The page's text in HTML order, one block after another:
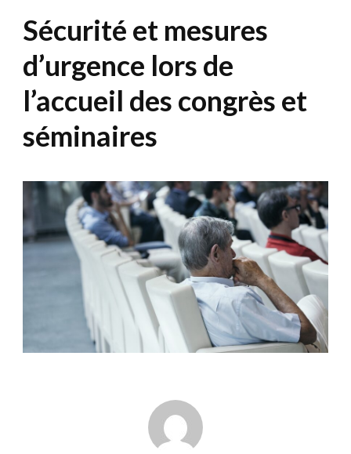
Sécurité et mesures
d’urgence lors de
l’accueil des congrès et
séminaires